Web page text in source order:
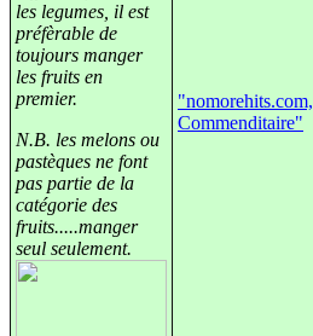
les legumes, il est
préfèrable de
toujours manger
les fruits en
premier.
N.B. les melons ou
pastèques ne font
pas partie de la
catégorie des
fruits.....manger
seul seulement.
"nomorehits.com,
Commenditaire"